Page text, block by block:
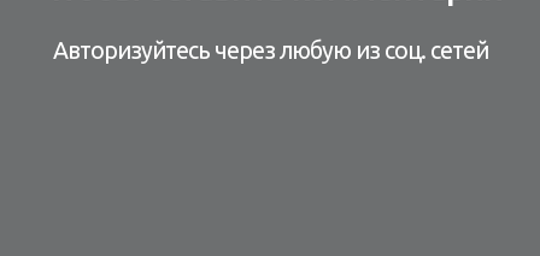
Авторизуйтесь через любую из соц. сетей